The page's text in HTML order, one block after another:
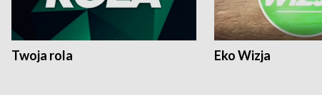
Twoja rola Eko Wizja